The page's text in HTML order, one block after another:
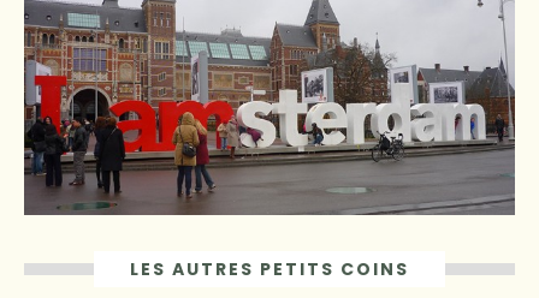
LES AUTRES PETITS COINS